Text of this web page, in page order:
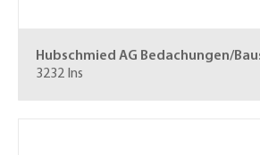
Hubschmied AG Bedachungen/
3232 Ins